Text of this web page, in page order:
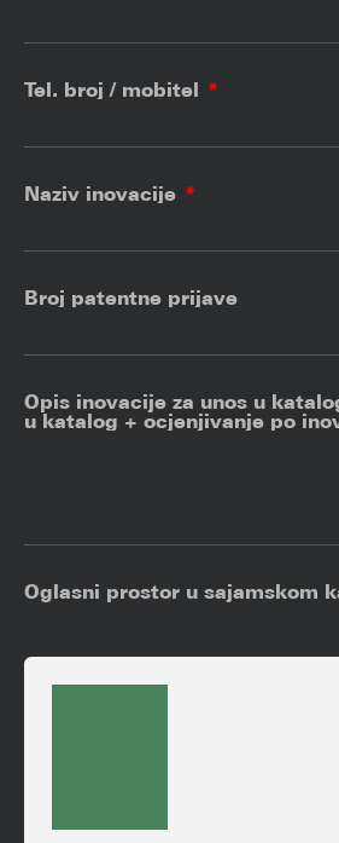
Tel. broj / mobitel
Naziv inovacije
Broj patentne prijave
Opis inovacije za unos u
u katalog + ocjenjivanje po
Oglasni prostor u sajamskom